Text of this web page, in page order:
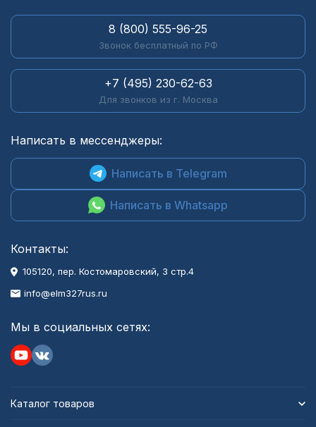
8 (800) 555-96-25
Звонок бесплатный по РФ
+7 (495) 230-62-63
Для звонков из г. Москва
Написать в мессенджеры:
Написать в Telegram
Написать в Whatsapp
Контакты:
105120, пер. Костомаровский, 3 стр.4
info@elm327rus.ru
Мы в социальных сетях:
Каталог товаров